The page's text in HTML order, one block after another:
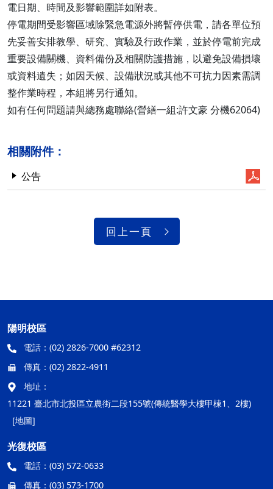
電日期、時間及影響範圍詳如附表。
停電期間受影響區域除緊急電源外將暫停供電，請各單位預
先妥善安排教學、研究、實驗及行政作業，並於停電前完成
重要設備關機、資料備份及相關防護措施，以避免設備損壞
或資料遺失；如因天候、設備狀況或其他不可抗力因素需調
整作業時程，本組將另行通知。
如有任何問題請與總務處聯絡(營繕一組:許文豪 分機62064)
相關附件：
公告
回上一頁
陽明校區
電話： (02) 2826-7000 #62312
傳真： (02) 2822-4911
地址：
11221 臺北市北投區立農街二段155號(傳統醫學大樓甲棟1、2樓)
[地圖]
光復校區
電話： (03) 572-0633
傳真： (03) 573-1700